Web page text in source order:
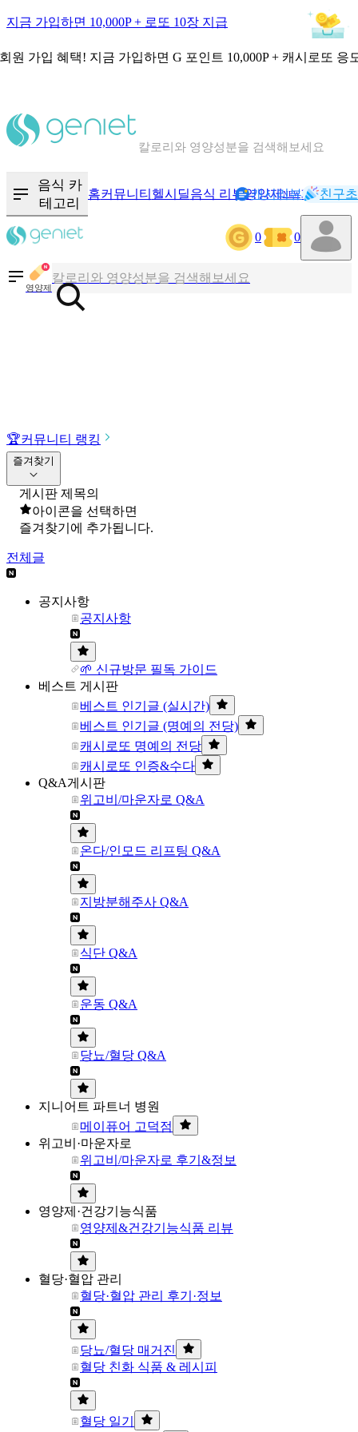
지금 가입하면 10,000P + 로또 10장 지급
원 가입 혜택! 지금 가입하면 G 포인트 10,000P + 캐시로또 응
칼로리와 영양성분을 검색해보세요
음식 카
테고리
홈커뮤니티 헬시딜음식 리뷰영양제NEW기록
캐시리뷰 친구
0 0
영양제
칼로리와 영양성분을 검색해보세요
혈당 · 다이어트 음식 검색해보세요
🏆커뮤니티 랭킹
즐겨찾기
게시판 제목의
아이콘을 선택하면
즐겨찾기에 추가됩니다.
전체글
공지사항
공지사항
🌱 신규방문 필독 가이드
베스트 게시판
베스트 인기글 (실시간)
베스트 인기글 (명예의 전당)
캐시로또 명예의 전당
캐시로또 인증&수다
Q&A게시판
위고비/마운자로 Q&A
온다/인모드 리프팅 Q&A
지방분해주사 Q&A
식단 Q&A
운동 Q&A
당뇨/혈당 Q&A
지니어트 파트너 병원
메이퓨어 고덕점
위고비·마운자로
위고비/마운자로 후기&정보
영양제·건강기능식품
영양제&건강기능식품 리뷰
혈당·혈압 관리
혈당·혈압 관리 후기·정보
당뇨/혈당 매거진
혈당 친화 식품 & 레시피
혈당 일기